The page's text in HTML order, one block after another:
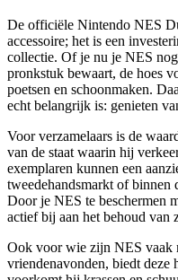
De officiële Nintendo NES
accessoire; het is een
collectie. Of je nu je NES
pronkstuk bewaart, de hoes
poetsen en schoonmaken.
echt belangrijk is: genieten
Voor verzamelaars is de
van de staat waarin hij
exemplaren kunnen een
tweedehandsmarkt of binnen
Door je NES te beschermen
actief bij aan het behoud van
Ook voor wie zijn NES vaak
vriendenavonden, biedt deze